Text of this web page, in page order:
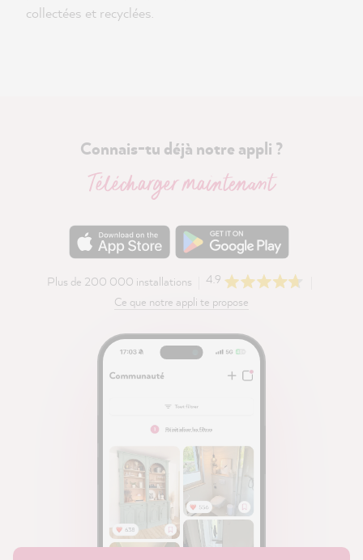
collectées et recyclées.
Connais-tu déjà notre appli ?
Télécharger maintenant
Plus de 200 000 installations
4.9
Ce que notre appli te propose